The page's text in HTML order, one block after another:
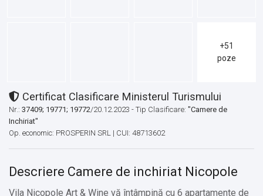
+51
poze
Certificat Clasificare Ministerul Turismului
Nr.: 37409; 19771; 19772/20.12.2023 - Tip Clasificare: "Camere de
Inchiriat"
Op. economic: PROSPERIN SRL | CUI: 48713602
Descriere Camere de inchiriat Nicopole
Vila Nicopole Art & Wine vă întâmpină cu 6 apartamente de